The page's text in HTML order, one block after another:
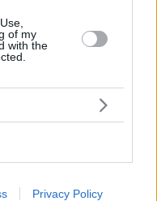
of my
with the
Privacy Policy
Την πρώτη 24/7
οποίο μαθαίνουν οι